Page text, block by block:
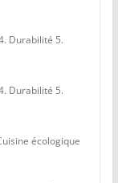
Durabilité 5.
Durabilité 5.
écologique